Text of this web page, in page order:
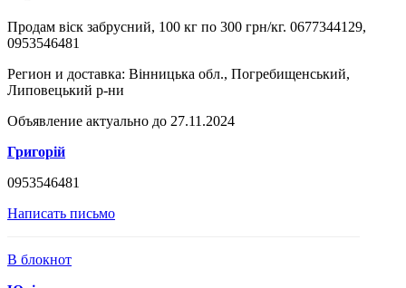
Продам віск забрусний, 100 кг по 300 грн/кг. 0677344129,
0953546481
Регион и доставка: Вінницька обл., Погребищенський,
Липовецький р-ни
Объявление актуально до 27.11.2024
Григорій
0953546481
Написать письмо
В блокнот